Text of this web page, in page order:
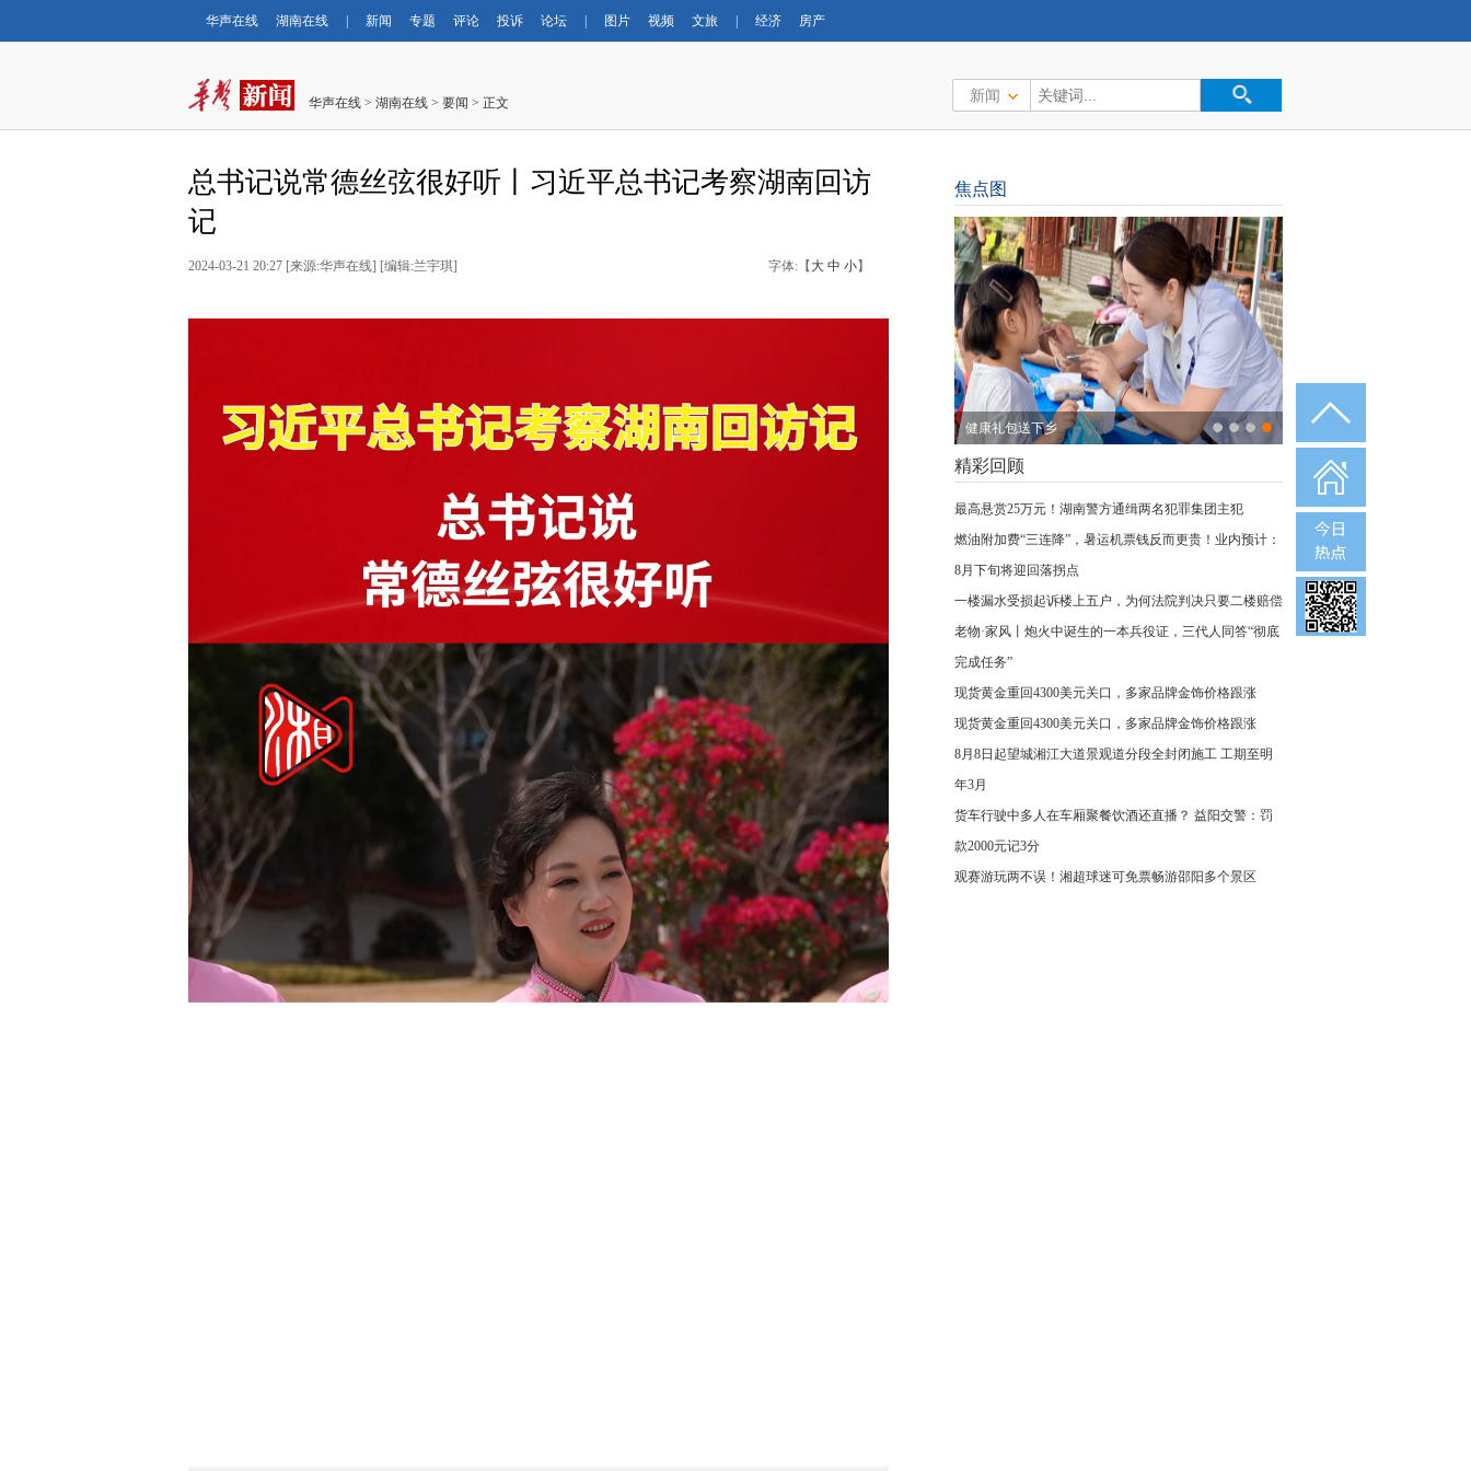
华声在线 湖南在线 新闻 专题 评论 投诉 论坛 图片 视频 文旅 经济 房产
华声在线 > 湖南在线 > 要闻 > 正文 新闻
总书记说常德丝弦很好听丨习近平总书记考察湖南回访
记
2024-03-21 20:27 [来源:华声在线] [编辑:兰宇琪] 字体:【 大 中 小】
焦点图
健康礼包送下乡
精彩回顾
最高悬赏25万元！湖南警方通缉两名犯罪集团主犯
燃油附加费“三连降”，暑运机票钱反而更贵！业内预计：
8月下旬将迎回落拐点
一楼漏水受损起诉楼上五户，为何法院判决只要二楼赔偿
老物·家风丨炮火中诞生的一本兵役证，三代人同答“彻底
完成任务”
现货黄金重回4300美元关口，多家品牌金饰价格跟涨
现货黄金重回4300美元关口，多家品牌金饰价格跟涨
8月8日起望城湘江大道景观道分段全封闭施工 工期至明
年3月
货车行驶中多人在车厢聚餐饮酒还直播？ 益阳交警：罚
款2000元记3分
观赛游玩两不误！湘超球迷可免票畅游邵阳多个景区